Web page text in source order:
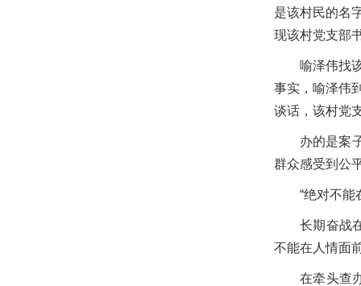
是该村民的名
现该村党支部
喻泽伟找
事实，喻泽伟
谈话，该村党
办的是案
群众感受到公
“绝对不能
长期奋战
不能在人情面
在牵头查